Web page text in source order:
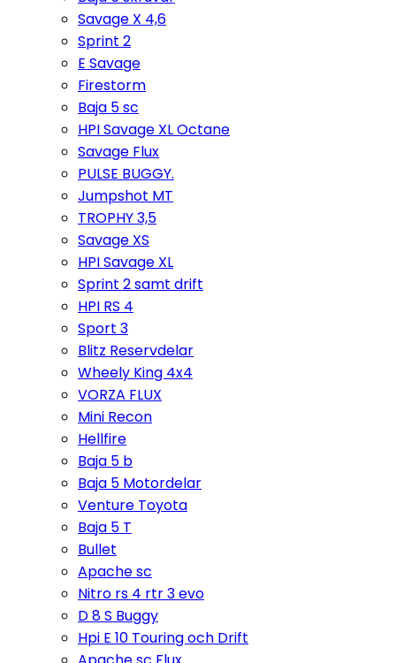
Savage X 4,6
Sprint 2
E Savage
Firestorm
Baja 5 sc
HPI Savage XL Octane
Savage Flux
PULSE BUGGY.
Jumpshot MT
TROPHY 3,5
Savage XS
HPI Savage XL
Sprint 2 samt drift
HPI RS 4
Sport 3
Blitz Reservdelar
Wheely King 4x4
VORZA FLUX
Mini Recon
Hellfire
Baja 5 b
Baja 5 Motordelar
Venture Toyota
Baja 5 T
Bullet
Apache sc
Nitro rs 4 rtr 3 evo
D 8 S Buggy
Hpi E 10 Touring och Drift